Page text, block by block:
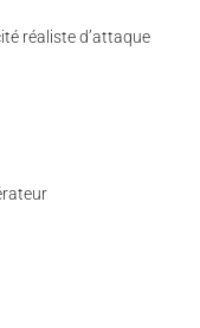
réaliste d’attaque